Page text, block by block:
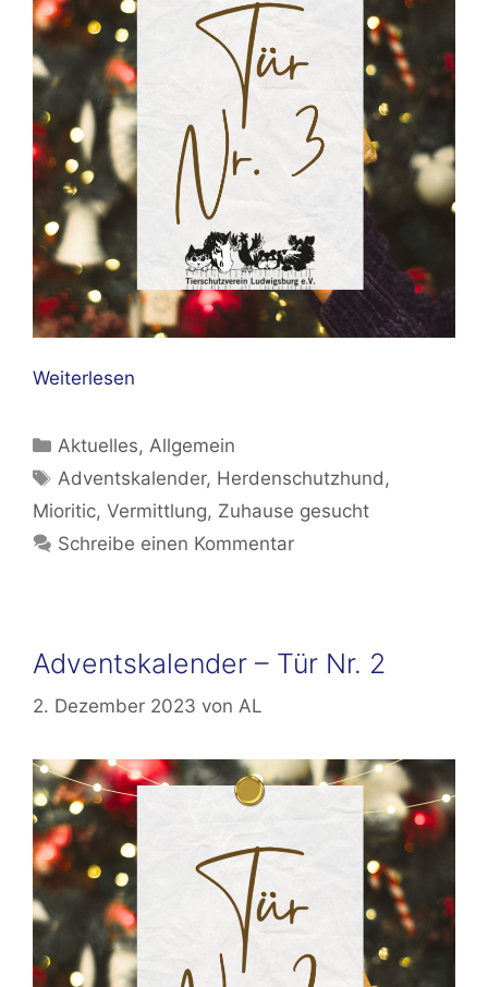
Weiterlesen
Kategorien
Aktuelles,Allgemein
Schlagwörter
Adventskalender, Herdenschutzhund,
Mioritic, Vermittlung, Zuhause gesucht
Schreibe einen Kommentar
Adventskalender – Tür Nr. 2
2. Dezember 2023 von AL